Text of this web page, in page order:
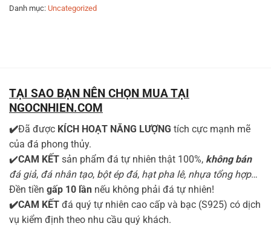
Danh mục: Uncategorized
TẠI SAO BẠN NÊN CHỌN MUA TẠI
NGOCNHIEN.COM
✔️Đã được KÍCH HOẠT NĂNG LƯỢNG tích cực mạnh mẽ
của đá phong thủy.
✔️CAM KẾT sản phẩm đá tự nhiên thật 100%, không bán
đá giả, đá nhân tạo, bột ép đá, hạt pha lê, nhựa tổng hợp…
Đền tiền gấp 10 lần nếu không phải đá tự nhiên!
✔️CAM KẾT đá quý tự nhiên cao cấp và bạc (S925) có dịch
vụ kiểm định theo nhu cầu quý khách.